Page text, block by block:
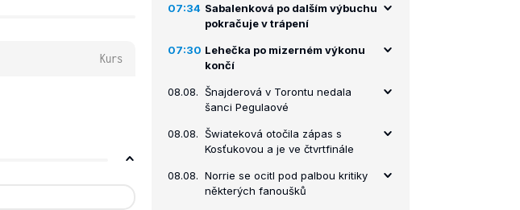
Kurs
07:34 Sabalenková po dalším výbuchu
pokračuje v trápení
07:30 Lehečka po mizerném výkonu
končí
08.08. Šnajderová v Torontu nedala
šanci Pegulaové
08.08. Šwiateková otočila zápas s
Kosťukovou a je ve čtvrtfinále
08.08. Norrie se ocitl pod palbou kritiky
některých fanoušků